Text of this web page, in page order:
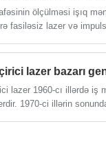
ölçülməsi işıq
fasiləsiz lazer və
ikili heterojen GaAs
üçün. Lazer
ilə müqayisədə, bu,
lazer 1960-cı illərdə iş
1970-ci illərin